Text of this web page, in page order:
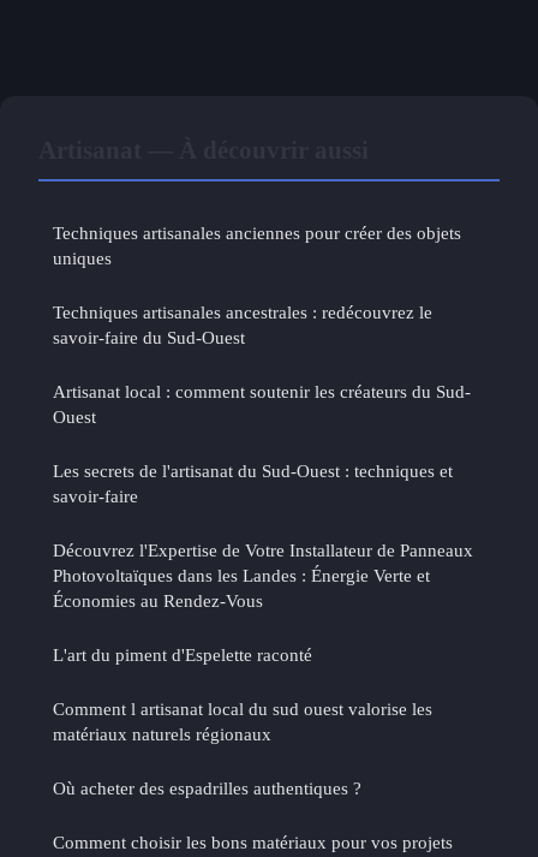
Techniques artisanales anciennes pour créer des objets
uniques
Techniques artisanales ancestrales : redécouvrez le
savoir-faire du Sud-Ouest
Artisanat local : comment soutenir les créateurs du Sud-
Ouest
Les secrets de l'artisanat du Sud-Ouest : techniques et
savoir-faire
Découvrez l'Expertise de Votre Installateur de Panneaux
Photovoltaïques dans les Landes : Énergie Verte et
Économies au Rendez-Vous
L'art du piment d'Espelette raconté
Comment l artisanat local du sud ouest valorise les
matériaux naturels régionaux
Où acheter des espadrilles authentiques ?
Comment choisir les bons matériaux pour vos projets